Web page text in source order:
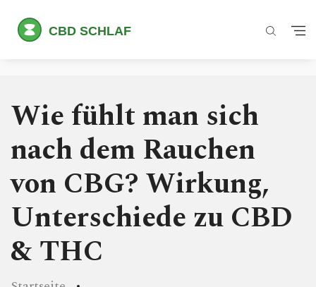
Wie fühlt man sich
nach dem Rauchen
von CBG? Wirkung,
Unterschiede zu CBD
& THC